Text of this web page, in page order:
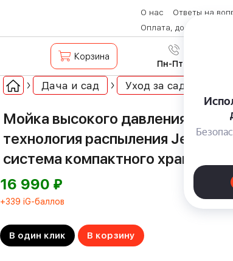
О нас
Ответы на
Оплата, доставка и
Корзина 8 (800)
Пн-Пт с 9:00 до
Дача и сад Уход за садом
Мойка высокого давления
технология распыления Jet-140
система компактного хранения
16 990 ⃏
+339 iG-баллов
В один клик В корзину